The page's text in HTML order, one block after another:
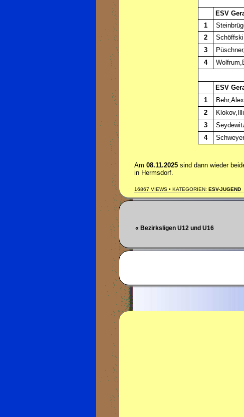
ESV Gera
1
2
3
4
ESV Gera
1
2
3
4
Am08.11.2025 sind dann wieder
in Hermsdorf.
16867 VIEWS • KATEGORIEN:ESV-JUGEND
« Bezirksligen U12 und U16